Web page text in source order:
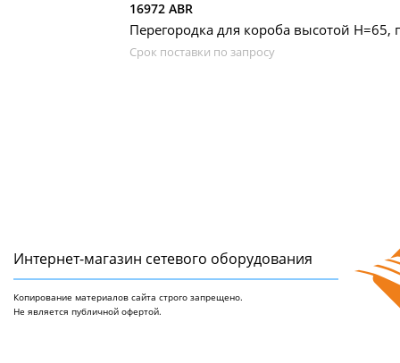
16972 ABR
Перегородка для короба высотой H=65,
Срок поставки по запросу
Интернет-магазин сетeвого оборудования
Копирование материалов сайта строго запрещено.
Не является публичной офертой.